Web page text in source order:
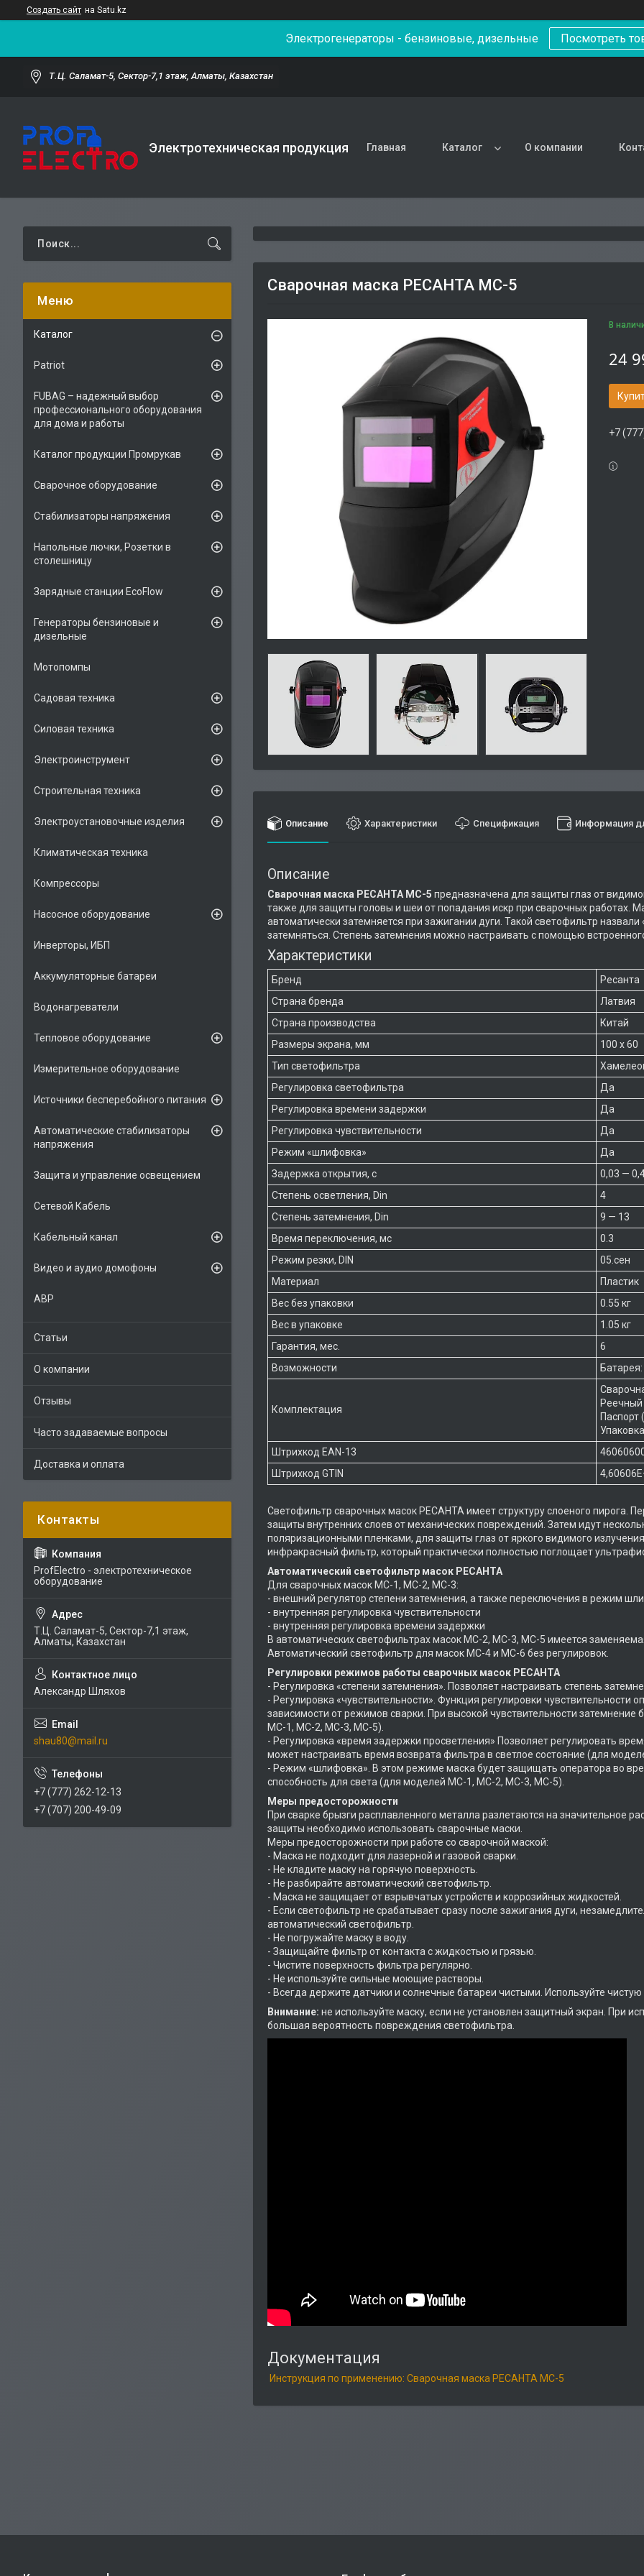
Создать сайт на Satu.kz
Электрогенераторы - бензиновые, дизельные Посмотреть
Т.Ц. Саламат-5, Cектор-7,1 этаж, Алматы, Казахстан
Электротехническая продукция Главная Каталог О компании
Сварочная маска РЕСАНТА МС-5
В
24
+7
Описание Характеристики Спецификация Информация
Описание
Сварочная маска РЕСАНТА МС-5 предназначена для защиты глаз от
также для защиты головы и шеи от попадания искр при сварочных работах.
автоматически затемняется при зажигании дуги. Такой светофильтр
затемняться. Степень затемнения можно настраивать с помощью
Характеристики
Бренд
Ресанта
Страна бренда
Латвия
Страна производства
Китай
Размеры экрана, мм
100 х 60
Тип светофильтра
Регулировка светофильтра
Да
Регулировка времени задержки
Да
Регулировка чувствительности
Да
Режим «шлифовка»
Да
Задержка открытия, с
0,03 —
Степень осветления, Din
4
Степень затемнения, Din
9 — 13
Время переключения, мс
0.3
Режим резки, DIN
05.сен
Материал
Пластик
Вес без упаковки
0.55 кг
Вес в упаковке
1.05 кг
Гарантия, мес.
6
Возможности
Комплектация
Реечный
Паспорт
Упаковка
Штрихкод EAN-13
Штрихкод GTIN
Светофильтр сварочных масок РЕСАНТА имеет структуру слоеного пирога.
защиты внутренних слоев от механических повреждений. Затем идут
поляризационными пленками, для защиты глаз от яркого видимого
инфракрасный фильтр, который практически полностью поглощает
Автоматический светофильтр масок РЕСАНТА
Для сварочных масок МС-1, МС-2, МС-3:
- внешний регулятор степени затемнения, а также переключения в режим
- внутренняя регулировка чувствительности
- внутренняя регулировка времени задержки
В автоматических светофильтрах масок МС-2, МС-3, МС-5 имеется
Автоматический светофильтр для масок МС-4 и МС-6 без регулировок.
Регулировки режимов работы сварочных масок РЕСАНТА
- Регулировка «степени затемнения». Позволяет настраивать степень
- Регулировка «чувствительности». Функция регулировки
зависимости от режимов сварки. При высокой чувствительности
МС-1, МС-2, МС-3, МС-5).
- Регулировка «время задержки просветления» Позволяет регулировать
может настраивать время возврата фильтра в светлое состояние (для
- Режим «шлифовка». В этом режиме маска будет защищать оператора во
способность для света (для моделей МС-1, МС-2, МС-3, МС-5).
Меры предосторожности
При сварке брызги расплавленного металла разлетаются на значительное
защиты необходимо использовать сварочные маски.
Меры предосторожности при работе со сварочной маской:
- Маска не подходит для лазерной и газовой сварки.
- Не кладите маску на горячую поверхность.
- Не разбирайте автоматический светофильтр.
- Маска не защищает от взрывчатых устройств и коррозийных жидкостей.
- Если светофильтр не срабатывает сразу после зажигания дуги,
автоматический светофильтр.
- Не погружайте маску в воду.
- Защищайте фильтр от контакта с жидкостью и грязью.
- Чистите поверхность фильтра регулярно.
- Не используйте сильные моющие растворы.
- Всегда держите датчики и солнечные батареи чистыми. Используйте чистую
Внимание: не используйте маску, если не установлен защитный экран. При
большая вероятность повреждения светофильтра.
Документация
Инструкция по применению: Сварочная маска РЕСАНТА МС-5
Каталог
Patriot
FUBAG – надежный выбор
профессионального оборудования
для дома и работы
Каталог продукции Промрукав
Сварочное оборудование
Стабилизаторы напряжения
Напольные лючки, Розетки в
столешницу
Зарядные станции EcoFlow
Генераторы бензиновые и
дизельные
Мотопомпы
Садовая техника
Силовая техника
Электроинструмент
Строительная техника
Электроустановочные изделия
Климатическая техника
Компрессоры
Насосное оборудование
Инверторы, ИБП
Аккумуляторные батареи
Водонагреватели
Тепловое оборудование
Измерительное оборудование
Источники бесперебойного питания
Автоматические стабилизаторы
напряжения
Защита и управление освещением
Сетевой Кабель
Кабельный канал
Видео и аудио домофоны
АВР
Статьи
О компании
Отзывы
Часто задаваемые вопросы
Доставка и оплата
ProfElectro - электротехническое
оборудование
Т.Ц. Саламат-5, Cектор-7,1 этаж,
Алматы, Казахстан
Александр Шляхов
shau80@mail.ru
+7 (777) 262-12-13
+7 (707) 200-49-09